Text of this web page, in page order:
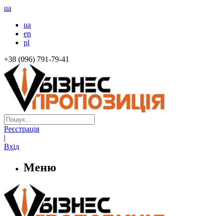
ua
ua
en
pl
+38 (096) 791-79-41
Реєстрація
|
Вхід
Меню